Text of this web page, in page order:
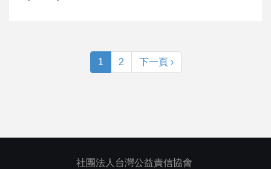
1 2 下一頁 ›
社團法人台灣公益責信協會